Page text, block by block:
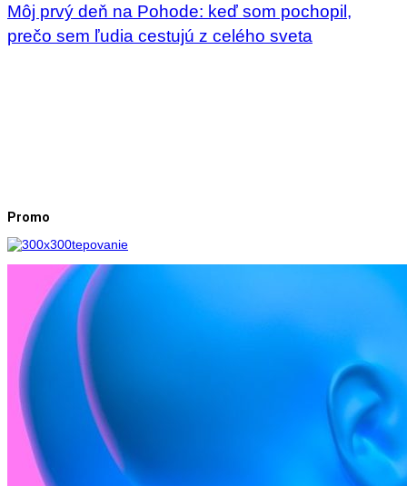
Môj prvý deň na Pohode: keď som pochopil,
prečo sem ľudia cestujú z celého sveta
Promo